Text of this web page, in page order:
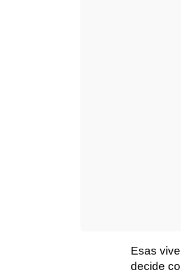
Esas
decide